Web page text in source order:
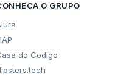
O GRUPO
do Codigo